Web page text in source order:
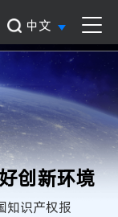
中文
创新环境
知识产权报